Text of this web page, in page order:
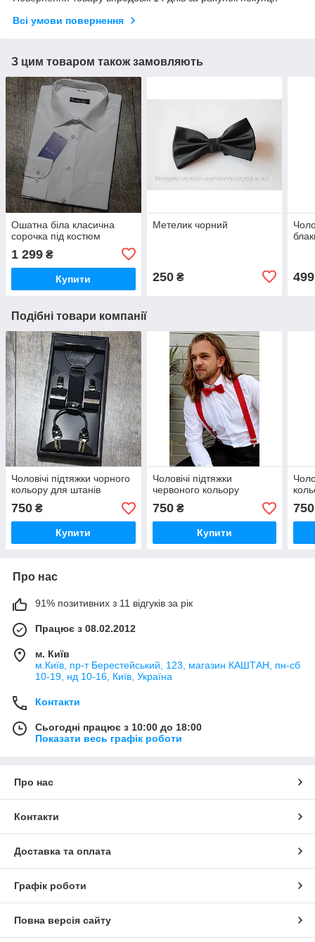
Всі умови повернення
З цим товаром також замовляють
Ошатна біла класична
сорочка під костюм
1 299 ₴
Купити
Метелик чорний
250₴ 499
Подібні товари компанії
Чоловічі підтяжки чорного
кольору для штанів
750 ₴
Купити
Чоловічі підтяжки
червоного кольору
750₴
Купити
750
Про нас
91% позитивних з 11 відгуків за рік
Працює з 08.02.2012
м. Київ
м.Київ, пр-т Берестейський, 123, магазин КАШТАН, пн-сб
10-19, нд 10-16, Київ, Україна
Контакти
Сьогодні працює з 10:00 до 18:00
Показати весь графік роботи
Про нас
Контакти
Доставка та оплата
Графік роботи
Повна версія сайту